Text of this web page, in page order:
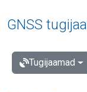
GNSS
Tugijaamad